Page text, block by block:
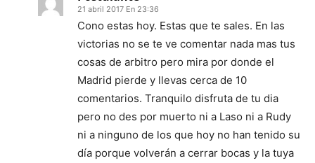
21 abril 2017 En 23:36
Cono estas hoy. Estas que te sales. En las
victorias no se te ve comentar nada mas tus
cosas de arbitro pero mira por donde el
Madrid pierde y llevas cerca de 10
comentarios. Tranquilo disfruta de tu dia
pero no des por muerto ni a Laso ni a Rudy
ni a ninguno de los que hoy no han tenido su
día porque volverán a cerrar bocas y la tuya